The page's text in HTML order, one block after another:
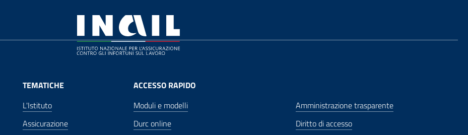
TEMATICHE
L'Istituto
Assicurazione
ACCESSO RAPIDO
Moduli e modelli
Durc online
Amministrazione trasparente
Diritto di accesso